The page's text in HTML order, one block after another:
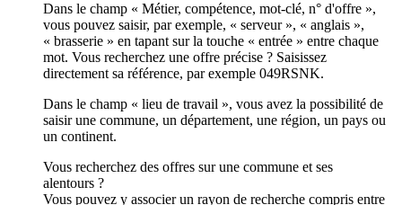
Dans le champ « Métier, compétence, mot-clé, n° d'offre »,
vous pouvez saisir, par exemple, « serveur », « anglais »,
« brasserie » en tapant sur la touche « entrée » entre chaque
mot. Vous recherchez une offre précise ? Saisissez
directement sa référence, par exemple 049RSNK.
Dans le champ « lieu de travail », vous avez la possibilité de
saisir une commune, un département, une région, un pays ou
un continent.
Vous recherchez des offres sur une commune et ses
alentours ?
Vous pouvez y associer un rayon de recherche compris entre